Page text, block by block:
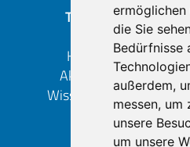
ermöglichen
die Sie
Bedürfnisse
außerdem,
messen, um
unsere
um unsere
THEMEN
Kulinarik
Aktivitäten
Wissenswertes